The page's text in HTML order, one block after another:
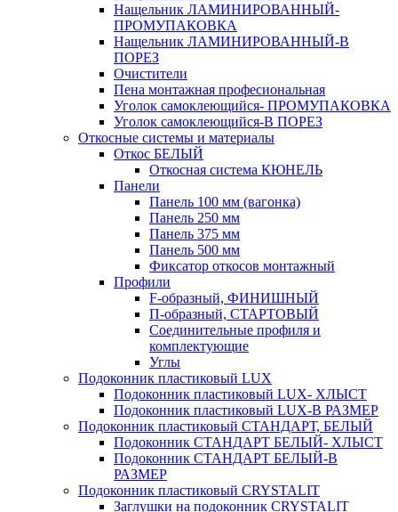
Нащельник ЛАМИНИРОВАННЫЙ-
ПРОМУПАКОВКА
Нащельник ЛАМИНИРОВАННЫЙ-В
ПОРЕЗ
Очистители
Пена монтажная професиональная
Уголок самоклеющийся- ПРОМУПАКОВКА
Уголок самоклеющийся-В ПОРЕЗ
Откосные системы и материалы
Откос БЕЛЫЙ
Откосная система КЮНЕЛЬ
Панели
Панель 100 мм (вагонка)
Панель 250 мм
Панель 375 мм
Панель 500 мм
Фиксатор откосов монтажный
Профили
F-образный, ФИНИШНЫЙ
П-образный, СТАРТОВЫЙ
Соединительные профиля и
комплектующие
Углы
Подоконник пластиковый LUX
Подоконник пластиковый LUX- ХЛЫСТ
Подоконник пластиковый LUX-В РАЗМЕР
Подоконник пластиковый СТАНДАРТ, БЕЛЫЙ
Подоконник СТАНДАРТ БЕЛЫЙ- ХЛЫСТ
Подоконник СТАНДАРТ БЕЛЫЙ-В
РАЗМЕР
Подоконник пластиковый CRYSTALIT
Заглушки на подоконник CRYSTALIT